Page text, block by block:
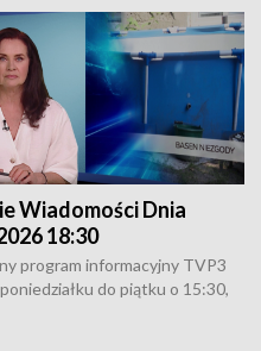
Wiadomości Dnia
18:30
program informacyjny TVP3
do piątku o 15:30,